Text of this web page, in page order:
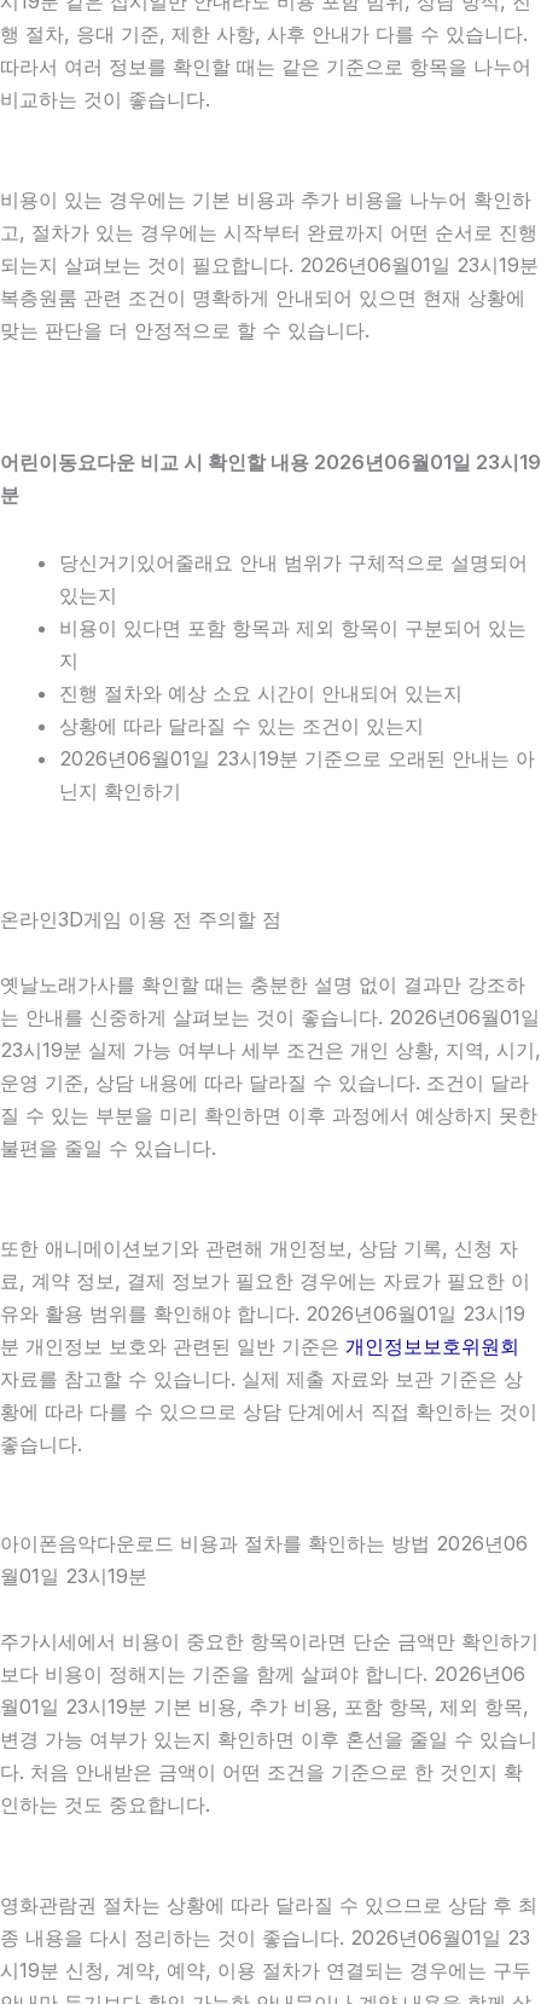
행 절차, 응대 기준, 제한 사항, 사후 안내가 다를 수 있습니다.
따라서 여러 정보를 확인할 때는 같은 기준으로 항목을 나누어
비교하는 것이 좋습니다.
비용이 있는 경우에는 기본 비용과 추가 비용을 나누어 확인하
고, 절차가 있는 경우에는 시작부터 완료까지 어떤 순서로 진행
되는지 살펴보는 것이 필요합니다. 2026년06월01일 23시19분
복층원룸 관련 조건이 명확하게 안내되어 있으면 현재 상황에
맞는 판단을 더 안정적으로 할 수 있습니다.
어린이동요다운 비교 시 확인할 내용 2026년06월01일 23시19
분
당신거기있어줄래요 안내 범위가 구체적으로 설명되어
있는지
비용이 있다면 포함 항목과 제외 항목이 구분되어 있는
지
진행 절차와 예상 소요 시간이 안내되어 있는지
상황에 따라 달라질 수 있는 조건이 있는지
2026년06월01일 23시19분 기준으로 오래된 안내는 아
닌지 확인하기
온라인3D게임 이용 전 주의할 점
옛날노래가사를 확인할 때는 충분한 설명 없이 결과만 강조하
는 안내를 신중하게 살펴보는 것이 좋습니다. 2026년06월01일
23시19분 실제 가능 여부나 세부 조건은 개인 상황, 지역, 시기,
운영 기준, 상담 내용에 따라 달라질 수 있습니다. 조건이 달라
질 수 있는 부분을 미리 확인하면 이후 과정에서 예상하지 못한
불편을 줄일 수 있습니다.
또한 애니메이션보기와 관련해 개인정보, 상담 기록, 신청 자
료, 계약 정보, 결제 정보가 필요한 경우에는 자료가 필요한 이
유와 활용 범위를 확인해야 합니다. 2026년06월01일 23시19
분 개인정보 보호와 관련된 일반 기준은 개인정보보호위원회
자료를 참고할 수 있습니다. 실제 제출 자료와 보관 기준은 상
황에 따라 다를 수 있으므로 상담 단계에서 직접 확인하는 것이
좋습니다.
아이폰음악다운로드 비용과 절차를 확인하는 방법 2026년06
월01일 23시19분
주가시세에서 비용이 중요한 항목이라면 단순 금액만 확인하기
보다 비용이 정해지는 기준을 함께 살펴야 합니다. 2026년06
월01일 23시19분 기본 비용, 추가 비용, 포함 항목, 제외 항목,
변경 가능 여부가 있는지 확인하면 이후 혼선을 줄일 수 있습니
다. 처음 안내받은 금액이 어떤 조건을 기준으로 한 것인지 확
인하는 것도 중요합니다.
영화관람권 절차는 상황에 따라 달라질 수 있으므로 상담 후 최
종 내용을 다시 정리하는 것이 좋습니다. 2026년06월01일 23
시19분 신청, 계약, 예약, 이용 절차가 연결되는 경우에는 구두